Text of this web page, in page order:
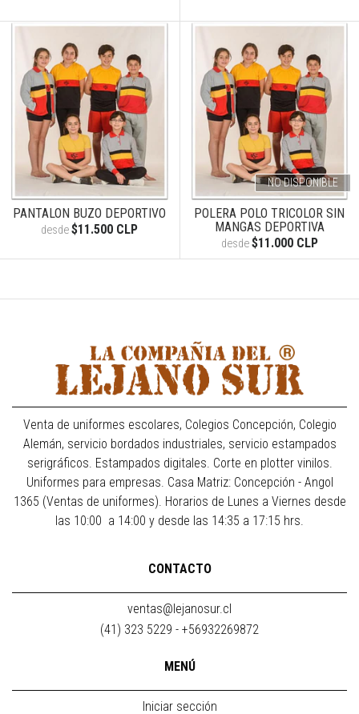
PANTALON BUZO DEPORTIVO
desde$11.500 CLP
NO DISPONIBLE
POLERA POLO TRICOLOR SIN
MANGAS DEPORTIVA
desde$11.000 CLP
Venta de uniformes escolares, Colegios Concepción, Colegio
Alemán, servicio bordados industriales, servicio estampados
serigráficos. Estampados digitales. Corte en plotter vinilos.
Uniformes para empresas. Casa Matriz: Concepción - Angol
1365 (Ventas de uniformes). Horarios de Lunes a Viernes desde
las 10:00 a 14:00 y desde las 14:35 a 17:15 hrs.
CONTACTO
ventas@lejanosur.cl
(41) 323 5229 - +56932269872
MENÚ
Iniciar sección